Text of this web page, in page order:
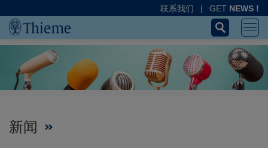
联系我们 | GET NEWS !
新闻